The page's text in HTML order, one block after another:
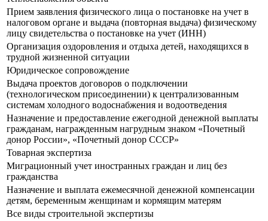
Прием заявления физического лица о постановке на учет в
налоговом органе и выдача (повторная выдача) физическому
лицу свидетельства о постановке на учет (ИНН)
Организация оздоровления и отдыха детей, находящихся в
трудной жизненной ситуации
Юридическое сопровождение
Выдача проектов договоров о подключении
(технологическом присоединении) к централизованным
системам холодного водоснабжения и водоотведения
Назначение и предоставление ежегодной денежной выплаты
гражданам, награжденным нагрудным знаком «Почетный
донор России», «Почетный донор СССР»
Товарная экспертиза
Миграционный учет иностранных граждан и лиц без
гражданства
Назначение и выплата ежемесячной денежной компенсации
детям, беременным женщинам и кормящим матерям
Все виды строительной экспертизы